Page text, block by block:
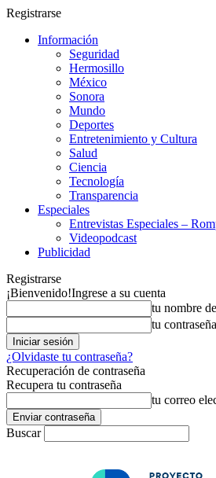
Registrarse
Información
Seguridad
Hermosillo
México
Sonora
Mundo
Deportes
Entretenimiento y Cultura
Salud
Ciencia
Tecnología
Transparencia
Especiales
Entrevistas Especiales –
Videopodcast
Publicidad
Registrarse
¡Bienvenido!Ingrese a su cuenta
tu nombre
tu contraseña
¿Olvidaste tu contraseña?
Recuperación de contraseña
Recupera tu contraseña
tu correo
Buscar